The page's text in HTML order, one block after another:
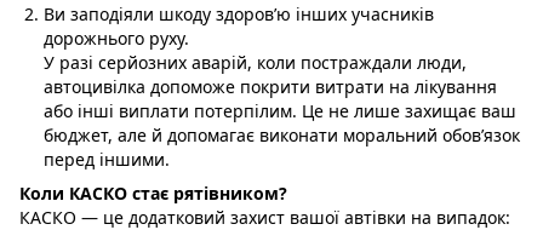
Ви заподіяли шкоду здоров’ю інших учасників
дорожнього руху.
У разі серйозних аварій, коли постраждали люди,
автоцивілка допоможе покрити витрати на лікування
або інші виплати потерпілим. Це не лише захищає ваш
бюджет, але й допомагає виконати моральний обов’язок
перед іншими.
Коли КАСКО стає рятівником?
КАСКО — це додатковий захист вашої автівки на випадок: